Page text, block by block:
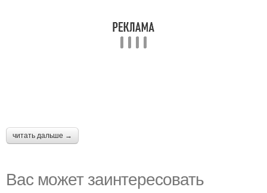
читать дальше →
Вас может заинтересовать